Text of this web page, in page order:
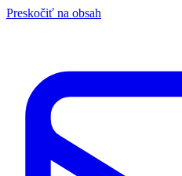
Preskočiť na obsah